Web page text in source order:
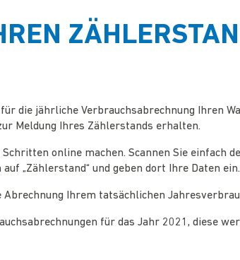
die jährliche Verbrauchsabrechnung Ihren
Meldung Ihres Zählerstands erhalten.
online machen. Scannen Sie einfach
„Zählerstand“ und geben dort Ihre Daten
Abrechnung Ihrem tatsächlichen
für das Jahr 2021, diese